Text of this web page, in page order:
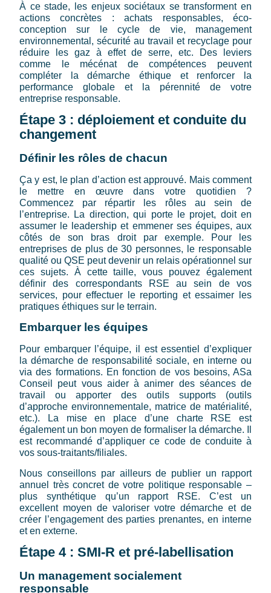
À ce stade, les enjeux sociétaux se transforment en
actions concrètes : achats responsables, éco-
conception sur le cycle de vie, management
environnemental, sécurité au travail et recyclage pour
réduire les gaz à effet de serre, etc. Des leviers
comme le mécénat de compétences peuvent
compléter la démarche éthique et renforcer la
performance globale et la pérennité de votre
entreprise responsable.
Étape 3 : déploiement et conduite du
changement
Définir les rôles de chacun
Ça y est, le plan d’action est approuvé. Mais comment
le mettre en œuvre dans votre quotidien ?
Commencez par répartir les rôles au sein de
l’entreprise. La direction, qui porte le projet, doit en
assumer le leadership et emmener ses équipes, aux
côtés de son bras droit par exemple. Pour les
entreprises de plus de 30 personnes, le responsable
qualité ou QSE peut devenir un relais opérationnel sur
ces sujets. À cette taille, vous pouvez également
définir des correspondants RSE au sein de vos
services, pour effectuer le reporting et essaimer les
pratiques éthiques sur le terrain.
Embarquer les équipes
Pour embarquer l’équipe, il est essentiel d’expliquer
la démarche de responsabilité sociale, en interne ou
via des formations. En fonction de vos besoins, ASa
Conseil peut vous aider à animer des séances de
travail ou apporter des outils supports (outils
d’approche environnementale, matrice de matérialité,
etc.). La mise en place d’une charte RSE est
également un bon moyen de formaliser la démarche. Il
est recommandé d’appliquer ce code de conduite à
vos sous-traitants/filiales.
Nous conseillons par ailleurs de publier un rapport
annuel très concret de votre politique responsable –
plus synthétique qu’un rapport RSE. C’est un
excellent moyen de valoriser votre démarche et de
créer l’engagement des parties prenantes, en interne
et en externe.
Étape 4 : SMI-R et pré-labellisation
Un management socialement
responsable